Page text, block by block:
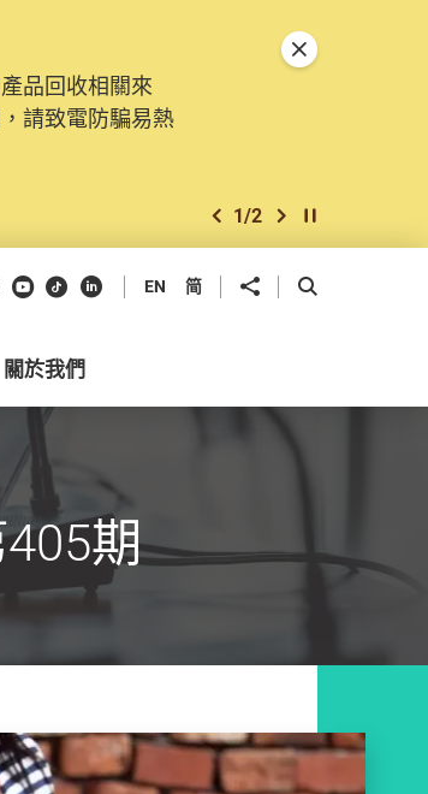
品回收相關來
請致電防騙易熱
上一個
1/2 下一個開始/暫停幻燈
關閉特別通告
Youtube
抖音領英 EN 简 分享到 開啟搜尋框
關於我們
期